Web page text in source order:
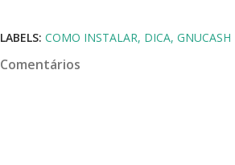
LABELS: COMO INSTALAR DICA GNUCASH
Comentários